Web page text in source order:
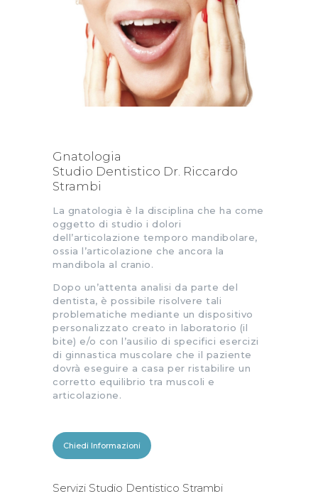
Gnatologia
Studio Dentistico Dr. Riccardo
Strambi
La gnatologia è la disciplina che ha come
oggetto di studio i dolori
dell’articolazione temporo mandibolare,
ossia l’articolazione che ancora la
mandibola al cranio.
Dopo un’attenta analisi da parte del
dentista, è possibile risolvere tali
problematiche mediante un dispositivo
personalizzato creato in laboratorio (il
bite) e/o con l’ausilio di specifici esercizi
di ginnastica muscolare che il paziente
dovrà eseguire a casa per ristabilire un
corretto equilibrio tra muscoli e
articolazione.
Chiedi Informazioni
Servizi Studio Dentistico Strambi